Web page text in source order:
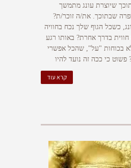
שיוצרת עונג מתמשך
שבתוכך. את/ה זוכר/ת?
כשכל הגוף שלך נכח בחוויה
בדרך אחרת? באותו רגע
בכוחות "על", שהכל אפשרי
פשוט כי ככה זה נועד להיו
קרא עוד